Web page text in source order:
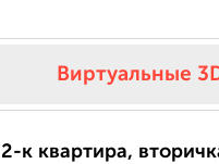
Виртуальные
2-к квартира,